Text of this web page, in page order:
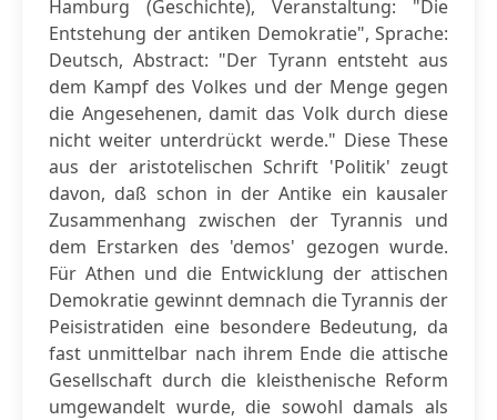
Hamburg (Geschichte), Veranstaltung: "Die
Entstehung der antiken Demokratie", Sprache:
Deutsch, Abstract: "Der Tyrann entsteht aus
dem Kampf des Volkes und der Menge gegen
die Angesehenen, damit das Volk durch diese
nicht weiter unterdrückt werde." Diese These
aus der aristotelischen Schrift 'Politik' zeugt
davon, daß schon in der Antike ein kausaler
Zusammenhang zwischen der Tyrannis und
dem Erstarken des 'demos' gezogen wurde.
Für Athen und die Entwicklung der attischen
Demokratie gewinnt demnach die Tyrannis der
Peisistratiden eine besondere Bedeutung, da
fast unmittelbar nach ihrem Ende die attische
Gesellschaft durch die kleisthenische Reform
umgewandelt wurde, die sowohl damals als